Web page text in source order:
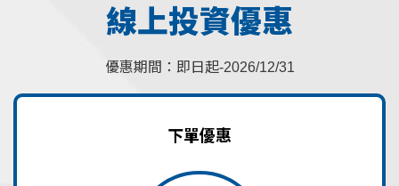
線上投資優惠
優惠期間：即日起-2026/12/31
下單優惠